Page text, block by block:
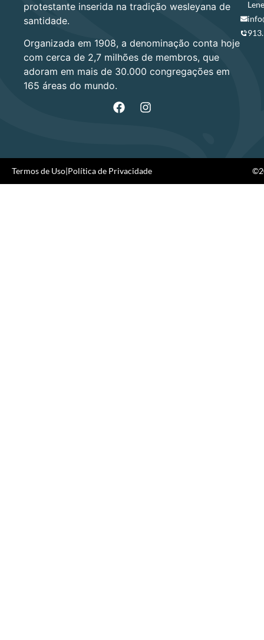
protestante inserida na tradição wesleyana de
santidade.
Organizada em 1908, a denominação conta hoje
com cerca de 2,7 milhões de membros, que
adoram em mais de 30.000 congregações em
165 áreas do mundo.
Termos de Uso|Política de Privacidade